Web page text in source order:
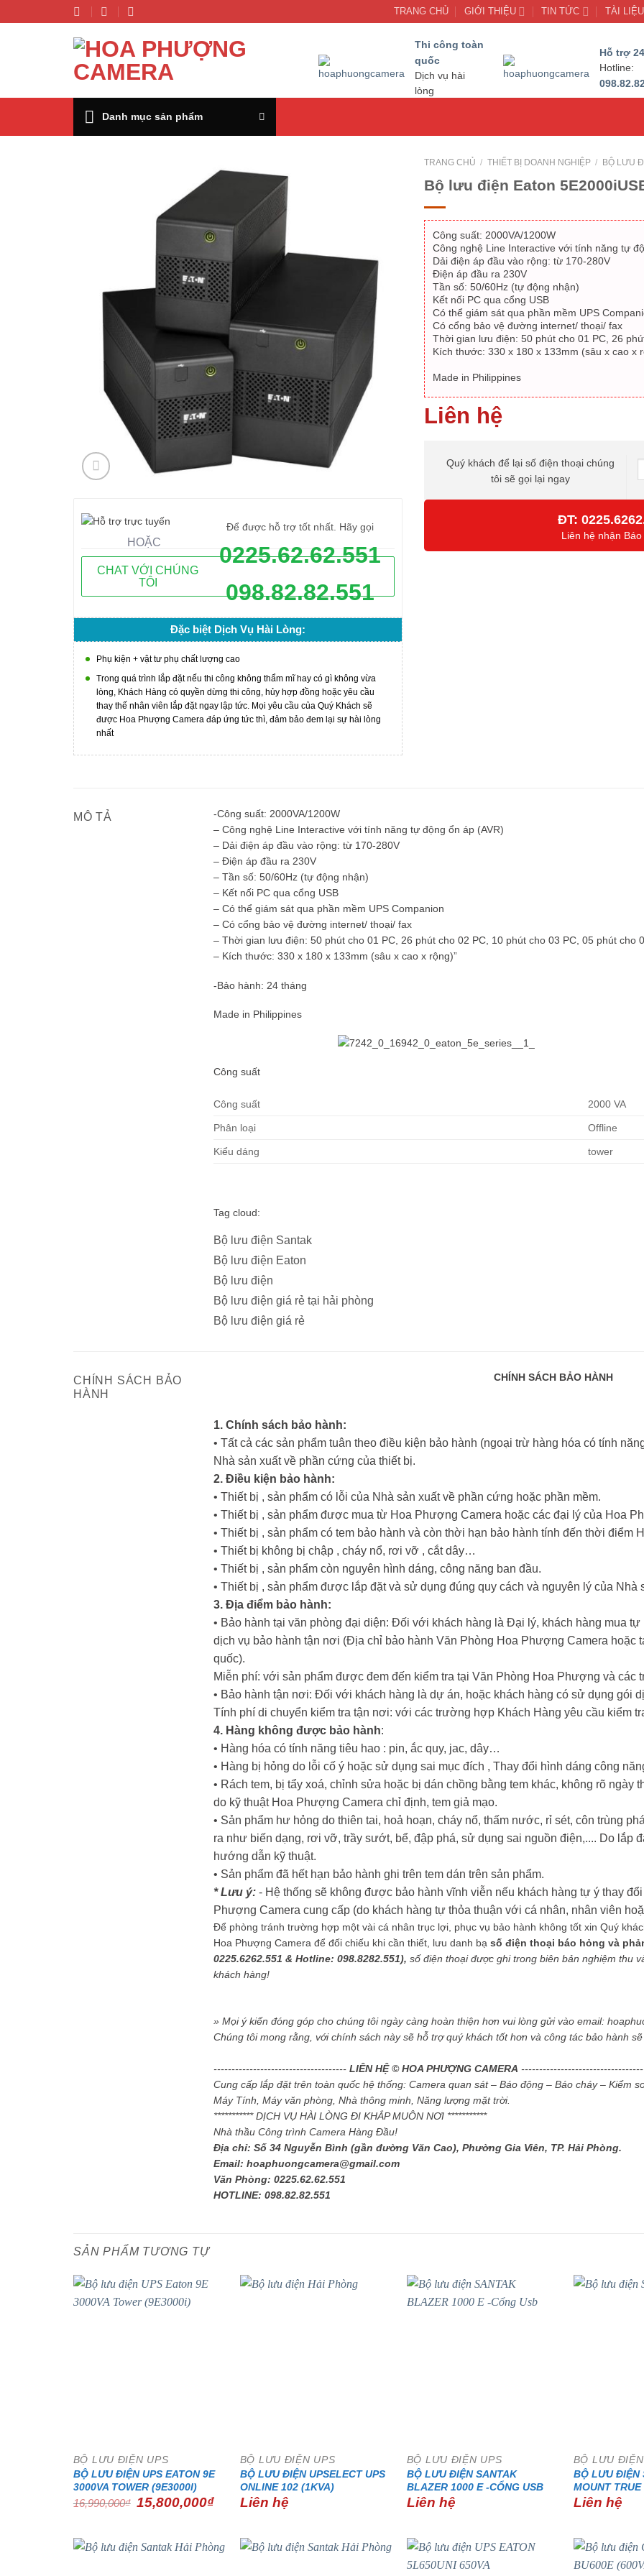
đến
TRANG CHỦ GIỚI THIỆU TIN TỨC TÀI LIỆU
Thi công toàn
quốc
Dịch vụ hài
lòng
Hỗ trợ
Hotline:
Danh mục sản phẩm
Để được hỗ trợ tốt nhất. Hãy gọi
0225.62.62.551
098.82.82.551
HOẶC
CHAT VỚI CHÚNG
TÔI
Đặc biệt Dịch Vụ Hài Lòng:
Phụ kiện + vật tư phụ chất lượng cao
Trong quá trình lắp đặt nếu thi công không thẩm mĩ hay có gì không vừa
lòng, Khách Hàng có quyền dừng thi công, hủy hợp đồng hoặc yêu cầu
thay thế nhân viên lắp đặt ngay lập tức. Mọi yêu cầu của Quý Khách sẽ
được Hoa Phượng Camera đáp ứng tức thì, đảm bảo đem lại sự hài lòng
nhất
TRANG CHỦ / THIẾT BỊ DOANH NGHIỆP / BỘ LƯU
Bộ lưu điện Eaton
Công suất: 2000VA/1200W
Công nghệ Line Interactive với tính năng tự
Dải điện áp đầu vào rộng: từ 170-280V
Điện áp đầu ra 230V
Tần số: 50/60Hz (tự động nhận)
Kết nối PC qua cổng USB
Có thể giám sát qua phần mềm UPS
Có cổng bảo vệ đường internet/ thoại/ fax
Thời gian lưu điện: 50 phút cho 01 PC, 26
Kích thước: 330 x 180 x 133mm (sâu x cao x
Made in Philippines
Liên hệ
Quý khách để lại số điện thoại chúng
tôi sẽ gọi lại ngay
ĐT:
Liên hệ nhận
MÔ TẢ
-Công suất: 2000VA/1200W
– Công nghệ Line Interactive với tính năng tự động ổn áp (AVR)
– Dải điện áp đầu vào rộng: từ 170-280V
– Điện áp đầu ra 230V
– Tần số: 50/60Hz (tự động nhận)
– Kết nối PC qua cổng USB
– Có thể giám sát qua phần mềm UPS Companion
– Có cổng bảo vệ đường internet/ thoại/ fax
– Thời gian lưu điện: 50 phút cho 01 PC, 26 phút cho 02 PC, 10 phút cho 03 PC, 05 phút cho
– Kích thước: 330 x 180 x 133mm (sâu x cao x rộng)”
-Bảo hành: 24 tháng
Made in Philippines
Công suất
Công suất 2000 VA
Phân loại Offline
Kiểu dáng tower
Tag cloud:
Bộ lưu điện Santak
Bộ lưu điện Eaton
Bộ lưu điện
Bộ lưu điện giá rẻ tại hải phòng
Bộ lưu điện giá rẻ
CHÍNH SÁCH BẢO
HÀNH
CHÍNH SÁCH BẢO HÀNH
1. Chính sách bảo hành:
• Tất cả các sản phẩm tuân theo điều kiện bảo hành (ngoại trừ hàng hóa có tính
Nhà sản xuất về phần cứng của thiết bị.
2. Điều kiện bảo hành:
• Thiết bị , sản phẩm có lỗi của Nhà sản xuất về phần cứng hoặc phần mềm.
• Thiết bị , sản phẩm được mua từ Hoa Phượng Camera hoặc các đại lý của Hoa
• Thiết bị , sản phẩm có tem bảo hành và còn thời hạn bảo hành tính đến thời điểm
• Thiết bị không bị chập , cháy nổ, rơi vỡ , cắt dây…
• Thiết bị , sản phẩm còn nguyên hình dáng, công năng ban đầu.
• Thiết bị , sản phẩm được lắp đặt và sử dụng đúng quy cách và nguyên lý của Nhà
3. Địa điểm bảo hành:
• Bảo hành tại văn phòng đại diện: Đối với khách hàng là Đại lý, khách hàng mua
dịch vụ bảo hành tận nơi (Địa chỉ bảo hành Văn Phòng Hoa Phượng Camera hoặc
quốc).
Miễn phí: với sản phẩm được đem đến kiểm tra tại Văn Phòng Hoa Phượng và các
• Bảo hành tận nơi: Đối với khách hàng là dự án, hoặc khách hàng có sử dụng gói
Tính phí di chuyển kiểm tra tận nơi: với các trường hợp Khách Hàng yêu cầu kiểm
4. Hàng không được bảo hành:
• Hàng hóa có tính năng tiêu hao : pin, ắc quy, jac, dây…
• Hàng bị hỏng do lỗi cố ý hoặc sử dụng sai mục đích , Thay đổi hình dáng công
• Rách tem, bị tẩy xoá, chỉnh sửa hoặc bị dán chồng bằng tem khác, không rõ ngày
do kỹ thuật Hoa Phượng Camera chỉ định, tem giả mạo.
• Sản phẩm hư hỏng do thiên tai, hoả hoạn, cháy nổ, thấm nước, rỉ sét, côn trùng
ra như biến dạng, rơi vỡ, trầy sướt, bể, đập phá, sử dụng sai nguồn điện,.... Do lắp
hướng dẫn kỹ thuật.
• Sản phẩm đã hết hạn bảo hành ghi trên tem dán trên sản phẩm.
* Lưu ý: - Hệ thống sẽ không được bảo hành vĩnh viễn nếu khách hàng tự ý thay
Phượng Camera cung cấp (do khách hàng tự thỏa thuận với cá nhân, nhân viên
Để phòng tránh trường hợp một vài cá nhân trục lợi, phục vụ bảo hành không tốt xin Quý
Hoa Phượng Camera để đối chiếu khi cần thiết, lưu danh bạ số điện thoại báo hỏng và
0225.6262.551 & Hotline: 098.8282.551), số điện thoại được ghi trong biên bản nghiệm thu
khách hàng!
» Mọi ý kiến đóng góp cho chúng tôi ngày càng hoàn thiện hơn vui lòng gửi vào email:
Chúng tôi mong rằng, với chính sách này sẽ hỗ trợ quý khách tốt hơn và công tác bảo hành
------------------------------------- LIÊN HỆ © HOA PHƯỢNG CAMERA ----------------------------------
Cung cấp lắp đặt trên toàn quốc hệ thống: Camera quan sát – Báo động – Báo cháy – Kiểm
Máy Tính, Máy văn phòng, Nhà thông minh, Năng lượng mặt trời.
*********** DỊCH VỤ HÀI LÒNG ĐI KHẮP MUÔN NƠI ***********
Nhà thầu Công trình Camera Hàng Đầu!
Địa chỉ: Số 34 Nguyễn Bình (gần đường Văn Cao), Phường Gia Viên, TP. Hải Phòng.
Email: hoaphuongcamera@gmail.com
Văn Phòng: 0225.62.62.551
HOTLINE: 098.82.82.551
SẢN PHẨM TƯƠNG TỰ
BỘ LƯU ĐIỆN UPS
BỘ LƯU ĐIỆN UPS EATON 9E
3000VA TOWER (9E3000I)
16,990,000₫
Giá
gốc
15,800,000₫Giá
15,800,000₫.
BỘ LƯU ĐIỆN UPS
BỘ LƯU ĐIỆN UPSELECT UPS
ONLINE 102 (1KVA)
Liên hệ
BỘ LƯU ĐIỆN UPS
BỘ LƯU ĐIỆN SANTAK
BLAZER 1000 E -CỔNG USB
Liên hệ
BỘ LƯU
BỘ LƯU ĐIỆN
MOUNT
Liên hệ